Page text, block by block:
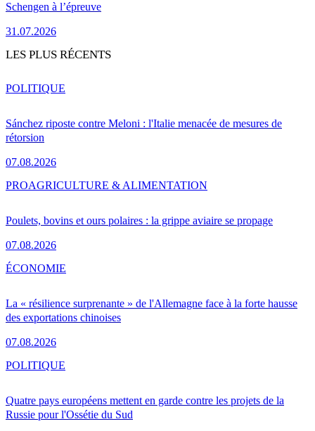
Schengen à l’épreuve
31.07.2026
LES PLUS RÉCENTS
Sánchez riposte contre Meloni : l'Italie menacée de mesures de
rétorsion
07.08.2026
POLITIQUE
Poulets, bovins et ours polaires : la grippe aviaire se propage
07.08.2026
PROAGRICULTURE & ALIMENTATION
La « résilience surprenante » de l'Allemagne face à la forte hausse
des exportations chinoises
07.08.2026
ÉCONOMIE
Quatre pays européens mettent en garde contre les projets de la
Russie pour l'Ossétie du Sud
POLITIQUE